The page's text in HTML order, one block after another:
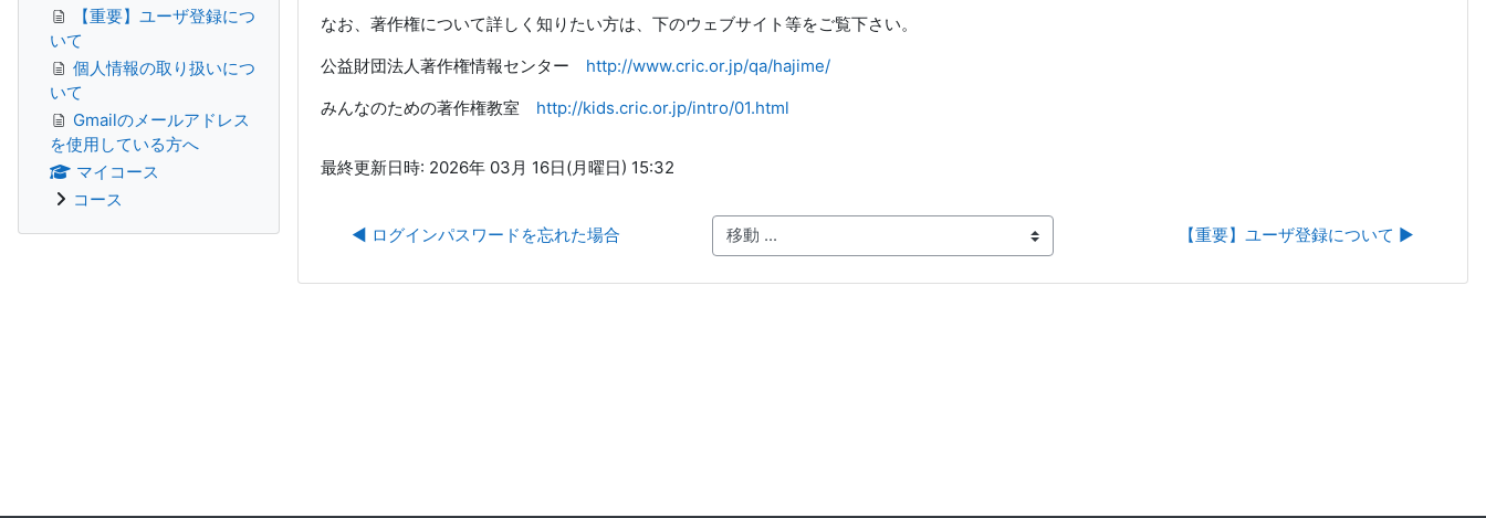
なお、著作権について詳しく知りたい方は、下のウェブサイト等をご覧下さい。
公益財団法人著作権情報センター http://www.cric.or.jp/qa/hajime/
みんなのための著作権教室 http://kids.cric.or.jp/intro/01.html
最終更新日時: 2026年 03月 16日(月曜日) 15:32
◀︎ ログインパスワードを忘れた場合 移動 ... 【重要】ユーザ登録について ▶︎
【重要】ユーザ登録につ
いて
個人情報の取り扱いにつ
いて
Gmailのメールアドレス
を使用している方へ
マイコース
コース